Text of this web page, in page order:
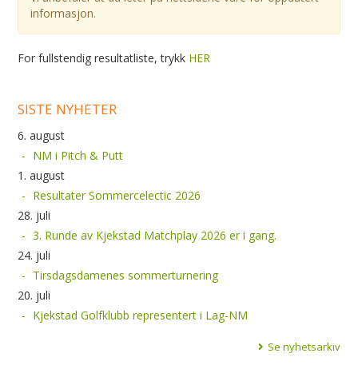
informasjon.
For fullstendig resultatliste, trykk HER
SISTE NYHETER
6. august
NM i Pitch & Putt
1. august
Resultater Sommercelectic 2026
28. juli
3. Runde av Kjekstad Matchplay 2026 er i gang.
24. juli
Tirsdagsdamenes sommerturnering
20. juli
Kjekstad Golfklubb representert i Lag-NM
Se nyhetsarkiv